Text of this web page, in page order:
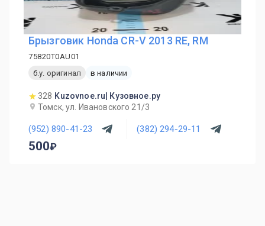
Брызговик Honda CR-V 2013 RE, RM
75820T0AU01
б.у. оригинал
в наличии
328 Kuzovnoe.ru| Кузовное.ру
Томск, ул. Ивановского 21/3
(952) 890-41-23 (382) 294-29-11
500